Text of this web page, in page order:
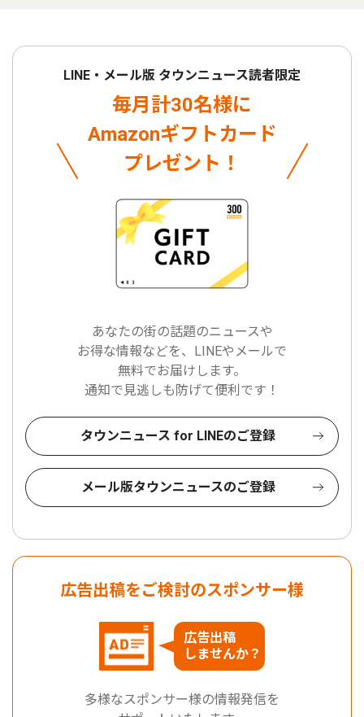
LINE・メール版 タウンニュース読者限定
毎月計30名様に
Amazonギフトカード
プレゼント！
あなたの街の話題のニュースや
お得な情報などを、LINEやメールで
無料でお届けします。
通知で見逃しも防げて便利です！
タウンニュース for LINEのご登録
メール版タウンニュースのご登録
広告出稿をご検討のスポンサー様
広告出稿
しませんか？
多様なスポンサー様の情報発信を